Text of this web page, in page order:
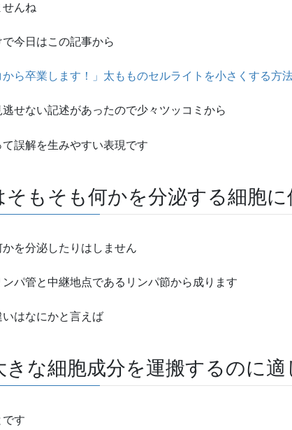
んね
で今日はこの記事から
から卒業します！」太もものセルライトを小さくする方
逃せない記述があったので少々ツッコミから
て誤解を生みやすい表現です
そもそも何かを分泌する細胞
かを分泌したりはしません
パ管と中継地点であるリンパ節から成ります
いはなにかと言えば
きな細胞成分を運搬するのに適
です